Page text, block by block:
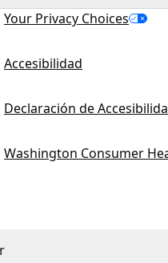
Your Privacy Choices
Accesibilidad
Declaración de
Washington Consumer